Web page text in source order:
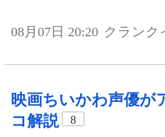
08月07日 20:20 クランク
映画ちいかわ声優が
コ解説
8